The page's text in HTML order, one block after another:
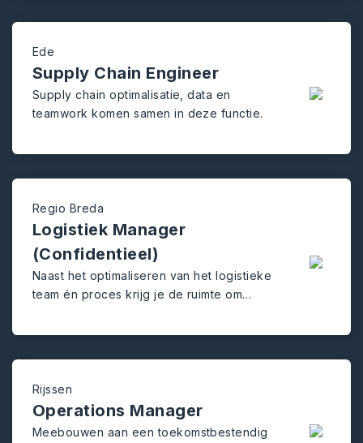
Ede
Supply Chain Engineer
Supply chain optimalisatie, data en
teamwork komen samen in deze functie.
Regio Breda
Logistiek Manager
(Confidentieel)
Naast het optimaliseren van het logistieke
team én proces krijg je de ruimte om
Rijssen
Operations Manager
Meebouwen aan een toekomstbestendig